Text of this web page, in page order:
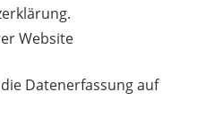
Website
Datenerfassung auf